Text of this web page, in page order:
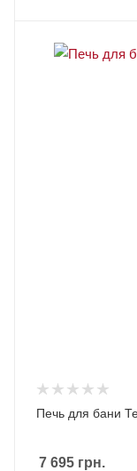
Печь для бани
7 695 грн.